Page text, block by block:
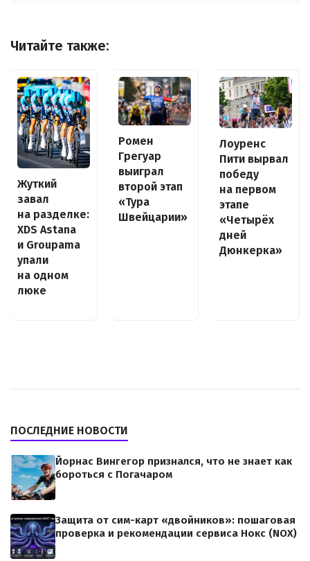
Читайте также:
Жуткий
завал
на разделке:
XDS Astana
и Groupama
упали
на одном
люке
Ромен
Грегуар
выиграл
второй этап
«Тура
Швейцарии»
Лоуренс
Пити вырвал
победу
на первом
этапе
«Четырёх
дней
Дюнкерка»
ПОСЛЕДНИЕ НОВОСТИ
Йорнас Вингегор признался, что не знает как
бороться с Погачаром
Защита от сим-карт «двойников»: пошаговая
проверка и рекомендации сервиса Нокс (NOX)